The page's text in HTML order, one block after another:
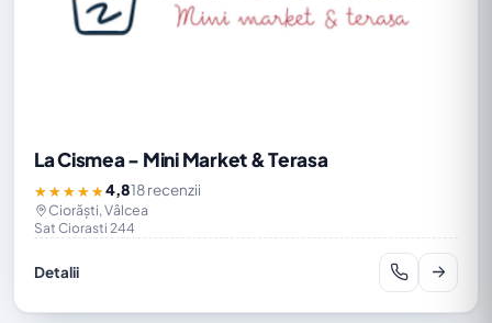
La Cismea - Mini Market & Terasa
★★★★★4,818 recenzii
Ciorăști, Vâlcea
Sat Ciorasti 244
Detalii